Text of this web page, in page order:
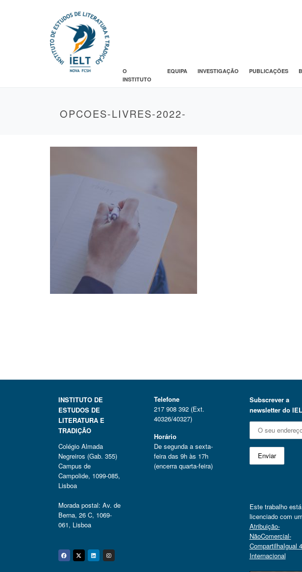
O
INSTITUTO
EQUIPA INVESTIGAÇÃO PUBLICAÇÕES
OPCOES-LIVRES-2022-
INSTITUTO DE
ESTUDOS DE
LITERATURA E
TRADIÇÃO
Colégio Almada
Negreiros (Gab. 355)
Campus de
Campolide, 1099-085,
Lisboa
Morada postal: Av. de
Berna, 26 C, 1069-
061, Lisboa
Facebook
Twitter
Linkedin
Instagram
Telefone
217 908 392 (Ext.
40326/40327)
Horário
De segunda a sexta-
feira das 9h às 17h
(encerra quarta-feira)
Subscrever a
newsletter do
Este trabalho está
licenciado com
Atribuição-
NãoComercial-
CompartilhaIgual
Internacional